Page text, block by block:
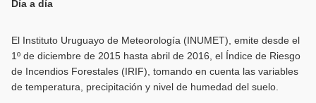
Día a día
El Instituto Uruguayo de Meteorología (INUMET), emite desde el
1º de diciembre de 2015 hasta abril de 2016, el Índice de Riesgo
de Incendios Forestales (IRIF), tomando en cuenta las variables
de temperatura, precipitación y nivel de humedad del suelo.